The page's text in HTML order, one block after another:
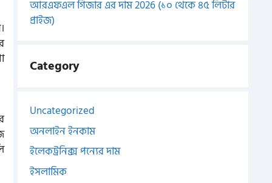
আরএফএল গিজার এর দাম 2026 (১০ থেকে ৪৫ লিটার
প্রাইজ)
Category
Uncategorized
অনলাইন ইনকাম
ইলেকট্রনিক্স পন্যের দাম
ইসলামিক